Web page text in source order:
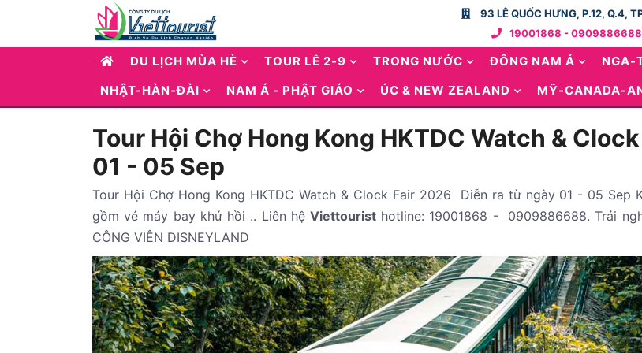
93 LÊ QUỐC HƯNG, P.12, Q.4,
19001868 - 0909886688
DU LỊCH MÙA HÈ TOUR LỄ 2-9 TRONG NƯỚC ĐÔNG NAM Á NGA-
NHẬT-HÀN-ĐÀI
NAM Á - PHẬT GIÁO ÚC & NEW ZEALAND MỸ-CANADA-
Tour Hội Chợ Hong Kong HKTDC Watch &
01 - 05 Sep
Tour Hội Chợ Hong Kong HKTDC Watch & Clock Fair 2026 Diễn ra từ ngày 01 - 05 Sep
gồm vé máy bay khứ hồi .. Liên hệ Viettourist hotline: 19001868 - 0909886688. Trải
CÔNG VIÊN DISNEYLAND